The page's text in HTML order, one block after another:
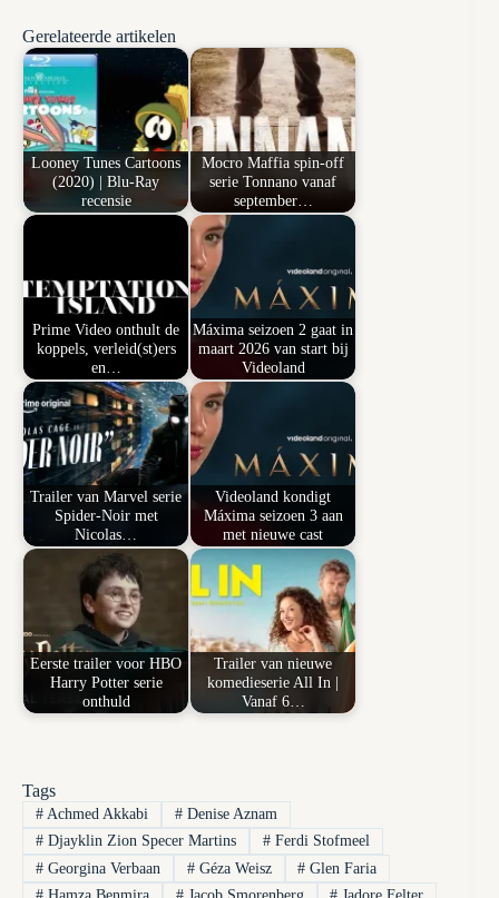
Gerelateerde artikelen
Looney Tunes Cartoons
(2020) | Blu-Ray
recensie
Mocro Maffia spin-off
serie Tonnano vanaf
september…
Prime Video onthult de
koppels, verleid(st)ers
en…
Máxima seizoen 2 gaat in
maart 2026 van start bij
Videoland
Trailer van Marvel serie
Spider-Noir met
Nicolas…
Videoland kondigt
Máxima seizoen 3 aan
met nieuwe cast
Eerste trailer voor HBO
Harry Potter serie
onthuld
Trailer van nieuwe
komedieserie All In |
Vanaf 6…
Tags
#Achmed Akkabi #Denise Aznam
#Djayklin Zion Specer Martins #Ferdi Stofmeel
#Georgina Verbaan #Géza Weisz # Glen Faria